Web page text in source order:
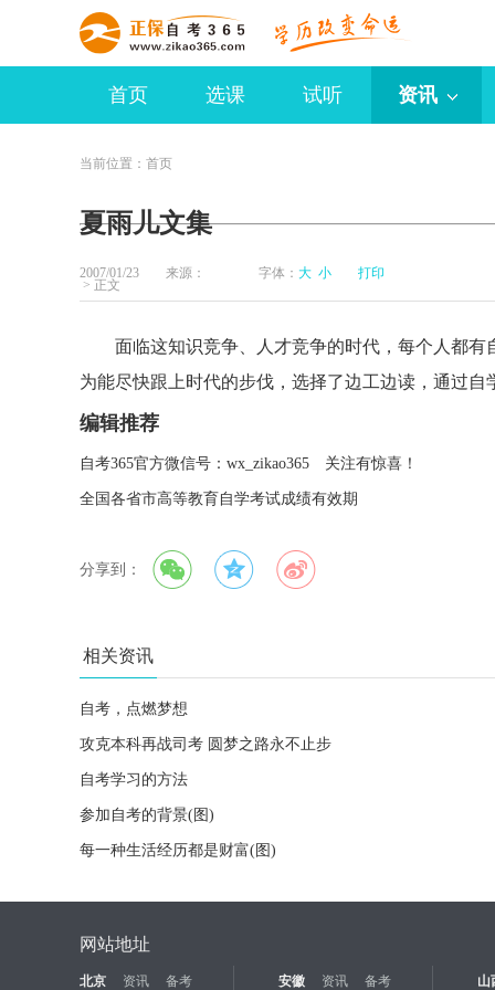
首页 选课 试听 资讯
当前位置： 首页
> 正文
夏雨儿文集
2007/01/23 来源： 字体： 大 小 打印
面临这知识竞争、人才竞争的时代，每个人都有
为能尽快跟上时代的步伐，选择了边工边读，通过自
编辑推荐
自考365官方微信号：wx_zikao365 关注有惊喜！
全国各省市高等教育自学考试成绩有效期
分享到：
相关资讯
自考，点燃梦想
攻克本科再战司考 圆梦之路永不止步
自考学习的方法
参加自考的背景(图)
每一种生活经历都是财富(图)
网站地址
北京 资讯 备考 安徽 资讯 备考 山